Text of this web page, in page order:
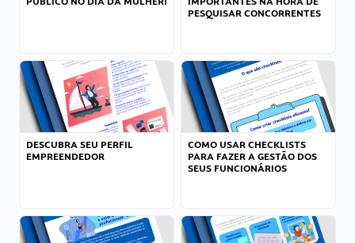
PESQUISAR CONCORRENTES
DESCUBRA SEU PERFIL
EMPREENDEDOR
COMO USAR CHECKLISTS
PARA FAZER A GESTÃO DOS
SEUS FUNCIONÁRIOS